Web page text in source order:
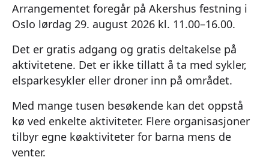
Arrangementet foregår på Akershus festning i
Oslo lørdag 29. august 2026 kl. 11.00–16.00.
Det er gratis adgang og gratis deltakelse på
aktivitetene. Det er ikke tillatt å ta med sykler,
elsparkesykler eller droner inn på området.
Med mange tusen besøkende kan det oppstå
kø ved enkelte aktiviteter. Flere organisasjoner
tilbyr egne køaktiviteter for barna mens de
venter.